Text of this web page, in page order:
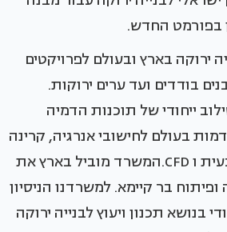
בפורמט החדש.
ירוקה בארץ ובעולם לפרויקטים
בודדים ועד ערים ירוקות.
ייחודי של תוכנות הדמיה
בעולם לחישובי אנרגיה, קרינה
סולארית, תאורה טבעית ו CFD.המשרד מוביל בארץ את
בר קיימא. למשרדנו הניסיון
בנושא תכנון ויעוץ לבנייה ירוקה